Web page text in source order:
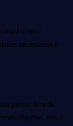
workshops e
necessárias e
pensar fora da
objetivo, não é